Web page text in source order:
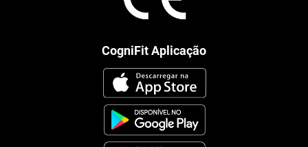
CogniFit Aplicação